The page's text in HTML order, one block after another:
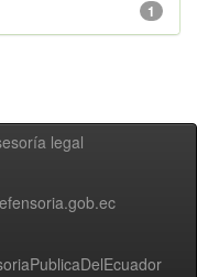
1
legal